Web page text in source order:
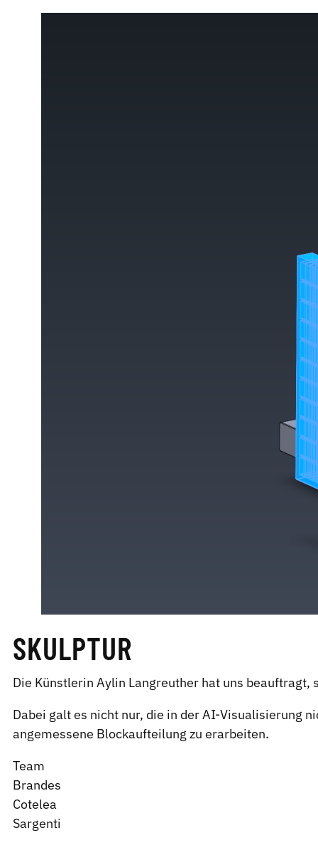
SKULPTUR
Die Künstlerin Aylin Langreuther hat uns
Dabei galt es nicht nur, die in der AI-Visualisierung
angemessene Blockaufteilung zu erarbeiten.
Team
Brandes
Cotelea
Sargenti